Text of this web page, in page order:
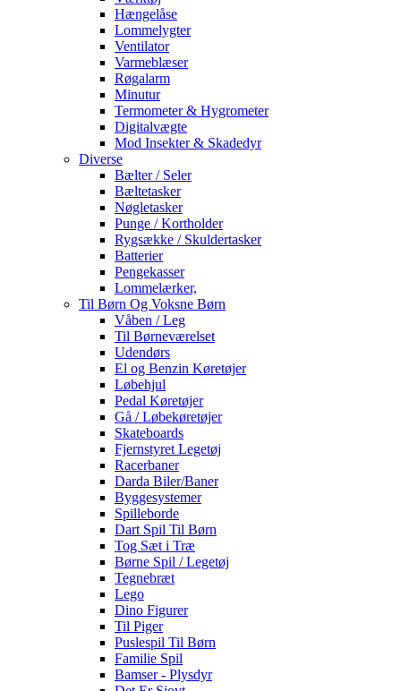
Hængelåse
Lommelygter
Ventilator
Varmeblæser
Røgalarm
Minutur
Termometer & Hygrometer
Digitalvægte
Mod Insekter & Skadedyr
Diverse
Bælter / Seler
Bæltetasker
Nøgletasker
Punge / Kortholder
Rygsække / Skuldertasker
Batterier
Pengekasser
Lommelærker,
Til Børn Og Voksne Børn
Våben / Leg
Til Børneværelset
Udendørs
El og Benzin Køretøjer
Løbehjul
Pedal Køretøjer
Gå / Løbekøretøjer
Skateboards
Fjernstyret Legetøj
Racerbaner
Darda Biler/Baner
Byggesystemer
Spilleborde
Dart Spil Til Børn
Tog Sæt i Træ
Børne Spil / Legetøj
Tegnebræt
Lego
Dino Figurer
Til Piger
Puslespil Til Børn
Familie Spil
Bamser - Plysdyr